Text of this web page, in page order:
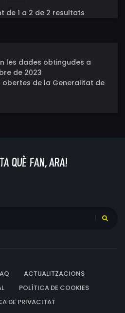
de 1 a 2 de 2 resultats
les dades obtingudes a
de 2023
obertes de la Generalitat de
ACTUALITZACIONS
POLÍTICA DE COOKIES
DE PRIVACITAT